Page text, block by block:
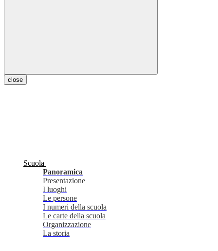
close
Scuola
Panoramica
Presentazione
I luoghi
Le persone
I numeri della scuola
Le carte della scuola
Organizzazione
La storia